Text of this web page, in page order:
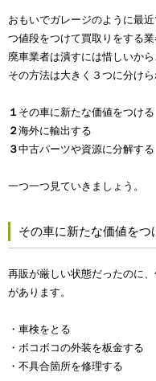
おもいでガレージのように最
つ値段をつけて買取りをする
廃車業者は潰すには惜しいか
その方法は大きく３つに分けら
１ その車に新たな価値をつける
２海外に輸出する
３中古パーツや資源に分解する
一つ一つ見ていきましょう。
その車に新たな価値をつ
再販が厳しい状態だったのに
があります。
・車検をとる
・ボコボコの外装を板金する
・不具合箇所を修理する